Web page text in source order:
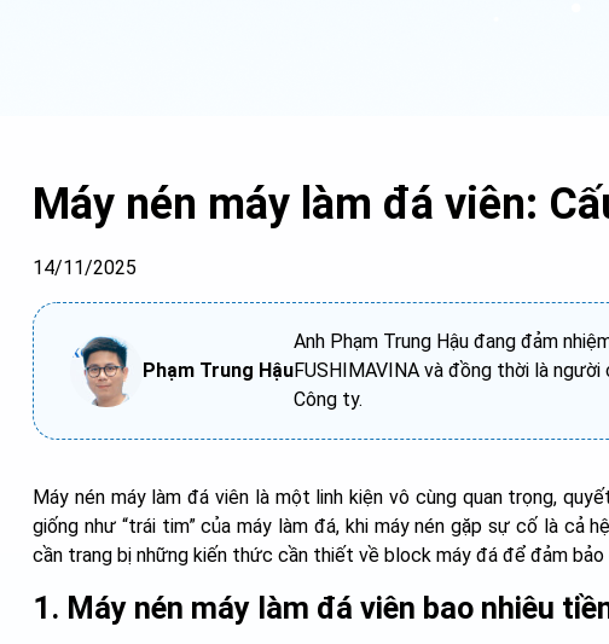
Máy nén máy làm đá viên:
14/11/2025
Phạm Trung Hậu
Anh Phạm Trung Hậu đang đảm
FUSHIMAVINA và đồng thời là
Công ty.
Máy nén máy làm đá viên là một linh kiện vô cùng quan trọng,
giống như “trái tim” của máy làm đá, khi máy nén gặp sự cố là cả
cần trang bị những kiến thức cần thiết về block máy đá để đảm bảo
1. Máy nén máy làm đá viên bao nhiêu